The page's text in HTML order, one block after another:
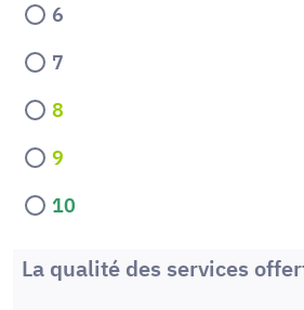
6
7
8
9
10
La qualité des services